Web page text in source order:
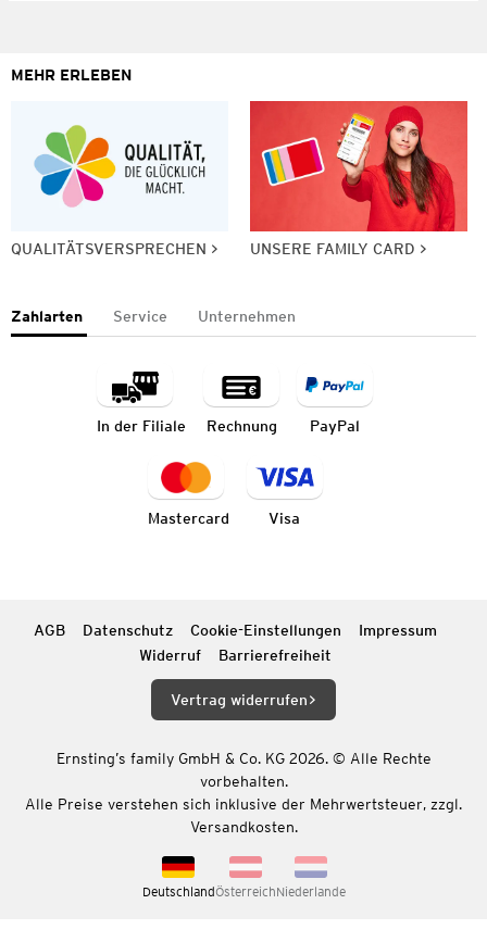
MEHR ERLEBEN
QUALITÄTSVERSPRECHEN UNSERE FAMILY CARD
Zahlarten Service Unternehmen
In der Filiale Rechnung PayPal
Mastercard Visa
AGB Datenschutz Cookie-Einstellungen
Impressum
Widerruf
Barrierefreiheit
Vertrag widerrufen
Ernsting’s family GmbH & Co. KG 2026. © Alle Rechte
vorbehalten.
Alle Preise verstehen sich inklusive der Mehrwertsteuer, zzgl.
Versandkosten.
DeutschlandÖsterreichNiederlande